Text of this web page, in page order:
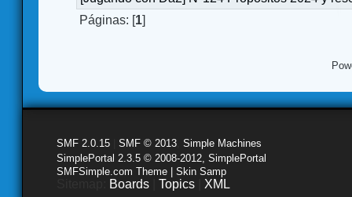
Páginas: [1]
SMF 2.0.15 SMF © 2013 Simple Machines
SimplePortal 2.3.5 © 2008-2012, SimplePortal
SMFSimple.com Theme | Skin Samp
Boards Topics XML